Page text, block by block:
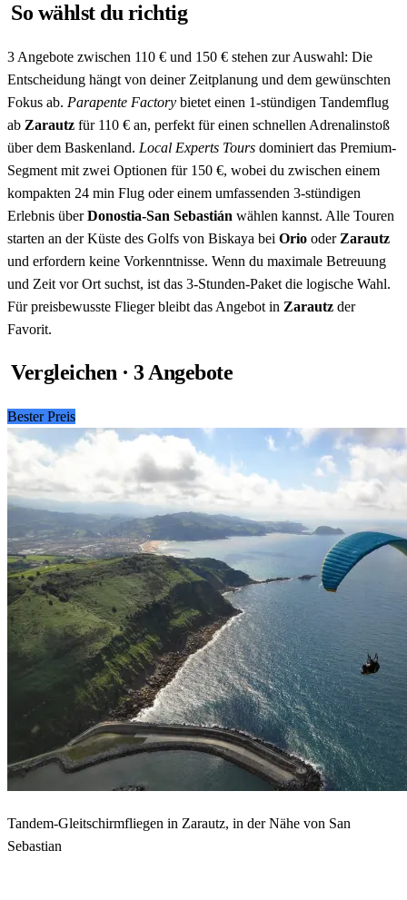
So wählst du richtig
3 Angebote zwischen 110 € und 150 € stehen zur Auswahl: Die
Entscheidung hängt von deiner Zeitplanung und dem gewünschten
Fokus ab. Parapente Factory bietet einen 1-stündigen Tandemflug
ab Zarautz für 110 € an, perfekt für einen schnellen Adrenalinstoß
über dem Baskenland. Local Experts Tours dominiert das Premium-
Segment mit zwei Optionen für 150 €, wobei du zwischen einem
kompakten 24 min Flug oder einem umfassenden 3-stündigen
Erlebnis überDonostia-San Sebastián wählen kannst. Alle Touren
starten an der Küste des Golfs von Biskaya bei Orio oder Zarautz
und erfordern keine Vorkenntnisse. Wenn du maximale Betreuung
und Zeit vor Ort suchst, ist das 3-Stunden-Paket die logische Wahl.
Für preisbewusste Flieger bleibt das Angebot in Zarautz der
Favorit.
Vergleichen · 3 Angebote
Bester Preis
Tandem-Gleitschirmfliegen in Zarautz, in der Nähe von San
Sebastian